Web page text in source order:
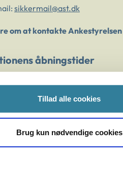
Tillad alle cookies
Brug kun nødvendige cookies
sikkermail@ast.dk
om at kontakte Ankestyrelsen
åbningstider
bekymret for et barn/en ung?